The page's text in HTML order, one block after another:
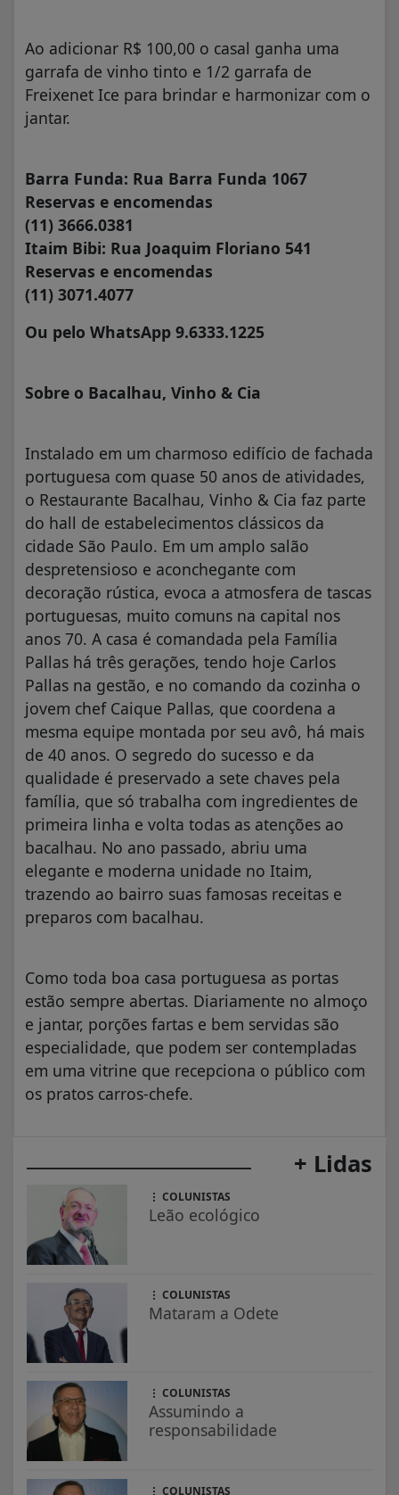
Ao adicionar R$ 100,00 o casal ganha uma
garrafa de vinho tinto e 1/2 garrafa de
Freixenet Ice para brindar e harmonizar com o
jantar.
Barra Funda: Rua Barra Funda 1067
Reservas e encomendas
(11) 3666.0381
Itaim Bibi: Rua Joaquim Floriano 541
Reservas e encomendas
(11) 3071.4077
Ou pelo WhatsApp 9.6333.1225
Sobre o Bacalhau, Vinho & Cia
Instalado em um charmoso edifício de fachada
portuguesa com quase 50 anos de atividades,
o Restaurante Bacalhau, Vinho & Cia faz parte
do hall de estabelecimentos clássicos da
cidade São Paulo. Em um amplo salão
despretensioso e aconchegante com
decoração rústica, evoca a atmosfera de tascas
portuguesas, muito comuns na capital nos
anos 70. A casa é comandada pela Família
Pallas há três gerações, tendo hoje Carlos
Pallas na gestão, e no comando da cozinha o
jovem chef Caique Pallas, que coordena a
mesma equipe montada por seu avô, há mais
de 40 anos. O segredo do sucesso e da
qualidade é preservado a sete chaves pela
família, que só trabalha com ingredientes de
primeira linha e volta todas as atenções ao
bacalhau. No ano passado, abriu uma
elegante e moderna unidade no Itaim,
trazendo ao bairro suas famosas receitas e
preparos com bacalhau.
Como toda boa casa portuguesa as portas
estão sempre abertas. Diariamente no almoço
e jantar, porções fartas e bem servidas são
especialidade, que podem ser contempladas
em uma vitrine que recepciona o público com
os pratos carros-chefe.
+ Lidas
COLUNISTAS
Leão ecológico
COLUNISTAS
Mataram a Odete
COLUNISTAS
Assumindo a
responsabilidade
COLUNISTAS